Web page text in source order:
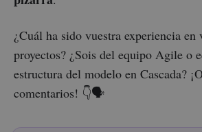
¿Cuál ha sido vuestra experiencia en
proyectos? ¿Sois del equipo Agile o
estructura del modelo en Cascada?
comentarios! 👇🗣️